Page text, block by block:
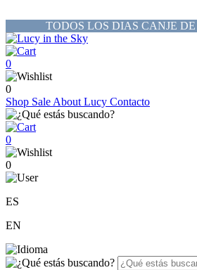
TODOS LOS DIAS CANJE
0
0
Shop Sale About Lucy Contacto
0
0
ES
EN